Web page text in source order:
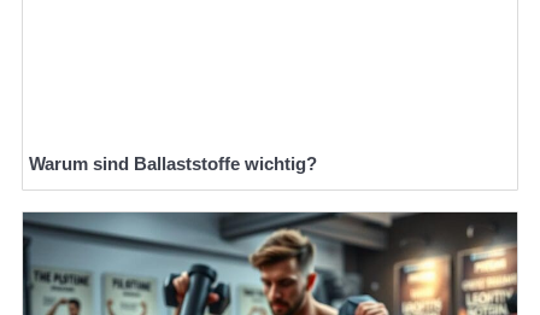
Warum sind Ballaststoffe wichtig?